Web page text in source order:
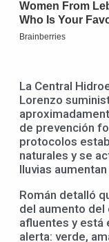
La Central
Lorenzo
de prevención
protocolos
naturales y se
lluvias
Román detalló
del aumento del
afluentes y está
alerta: verde,